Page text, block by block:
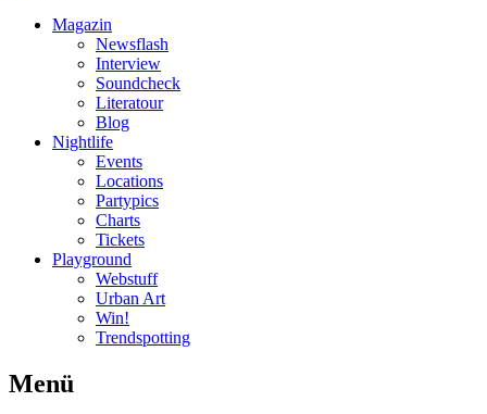
Magazin
Newsflash
Interview
Soundcheck
Literatour
Blog
Nightlife
Events
Locations
Partypics
Charts
Tickets
Playground
Webstuff
Urban Art
Win!
Trendspotting
Menü